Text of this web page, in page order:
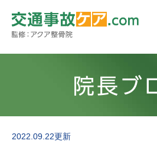
院長ブ
2022.09.22更新